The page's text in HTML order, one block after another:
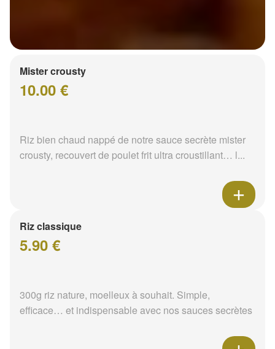
Mister crousty
10.00 €
Riz bien chaud nappé de notre sauce secrète mister
crousty, recouvert de poulet frit ultra croustillant… l...
Riz classique
5.90 €
300g riz nature, moelleux à souhait. Simple,
efficace… et indispensable avec nos sauces secrètes